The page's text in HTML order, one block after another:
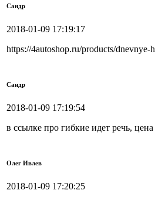
Сандр
2018-01-09 17:19:17
https://4autoshop.ru/products/
Сандр
2018-01-09 17:19:54
в ссылке про гибкие идет речь,
Олег Ивлев
2018-01-09 17:20:25